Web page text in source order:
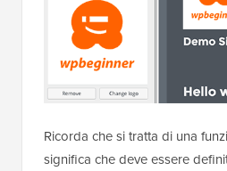
Ricorda che si tratta di una
significa che deve essere